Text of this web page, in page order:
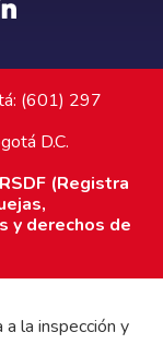
(601) 297
D.C.
(Registra
y derechos de
la inspección y